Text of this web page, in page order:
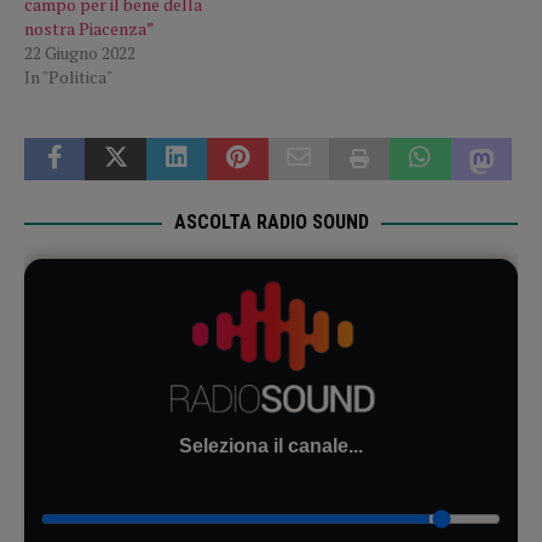
nostra Piacenza”
22 Giugno 2022
In "Politica"
ASCOLTA RADIO SOUND
Seleziona il canale...